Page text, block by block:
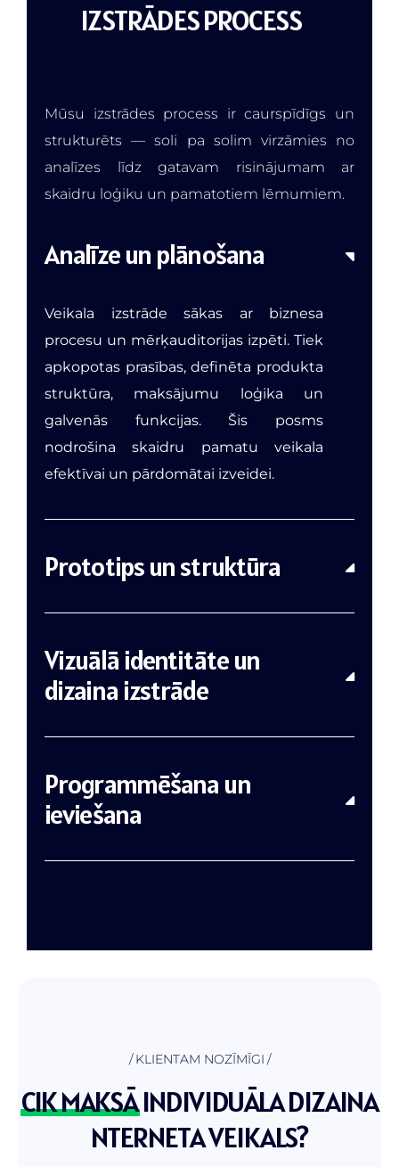
IZSTRĀDESPROCESS
Mūsu izstrādes process ir caurspīdīgs un
strukturēts — soli pa solim virzāmies no
analīzes līdz gatavam risinājumam ar
skaidru loģiku un pamatotiem lēmumiem.
Analīze un plānošana
Veikala izstrāde sākas ar biznesa
procesu un mērķauditorijas izpēti. Tiek
apkopotas prasības, definēta produkta
struktūra, maksājumu loģika un
galvenās funkcijas. Šis posms
nodrošina skaidru pamatu veikala
efektīvai un pārdomātai izveidei.
Prototips un struktūra
Vizuālā identitāte un
dizaina izstrāde
Programmēšana un
ieviešana
KLIENTAM NOZĪMĪGI
CIK MAKSĀINDIVIDUĀLA DIZAINA
NTERNETA VEIKALS?